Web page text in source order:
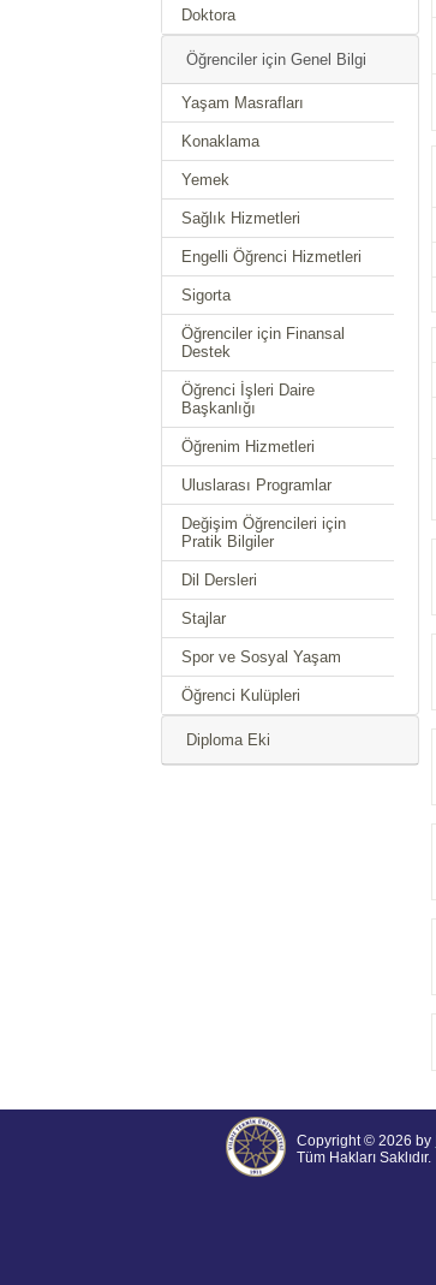
Doktora
Öğrenciler için Genel Bilgi
Yaşam Masrafları
Konaklama
Yemek
Sağlık Hizmetleri
Engelli Öğrenci Hizmetleri
Sigorta
Öğrenciler için Finansal
Destek
Öğrenci İşleri Daire
Başkanlığı
Öğrenim Hizmetleri
Uluslarası Programlar
Değişim Öğrencileri için
Pratik Bilgiler
Dil Dersleri
Stajlar
Spor ve Sosyal Yaşam
Öğrenci Kulüpleri
Diploma Eki
Copyright © 2026 by
Tüm Hakları Saklıdır.